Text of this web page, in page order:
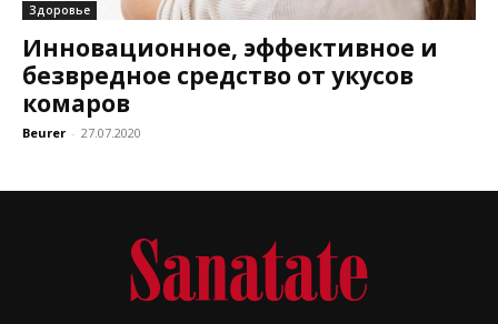
Здоровье
Инновационное, эффективное и
безвредное средство от укусов
комаров
Beurer - 27.07.2020